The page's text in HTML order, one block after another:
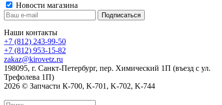
Новости магазина
Наши контакты
+7 (812) 243-99-50
+7 (812) 953-15-82
zakaz@kirovetz.ru
198095, г. Санкт-Петербург, пер. Химический 1П (въезд с ул.
Трефолева 1П)
2026 © Запчасти К-700, K-701, K-702, K-744